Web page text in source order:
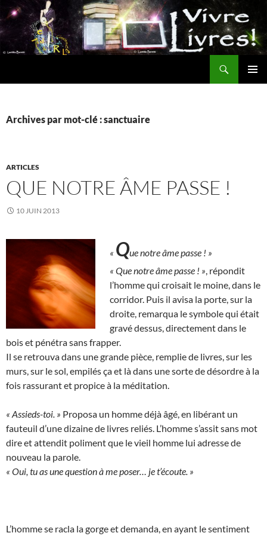
Aller
au
contenu
Archives par mot-clé : sanctuaire
ARTICLES
QUE NOTRE ÂME PASSE !
10 JUIN 2013
« Que notre âme passe ! »
« Que notre âme passe ! » , répondit
l’homme qui croisait le moine, dans le
corridor. Puis il avisa la porte, sur la
droite, remarqua le symbole qui était
gravé dessus, directement dans le
bois et pénétra sans frapper.
Il se retrouva dans une grande pièce, remplie de livres, sur les
murs, sur le sol, empilés ça et là dans une sorte de désordre à la
fois rassurant et propice à la méditation.
« Assieds-toi. » Proposa un homme déjà âgé, en libérant un
fauteuil d’une dizaine de livres reliés. L’homme s’assit sans mot
dire et attendit poliment que le vieil homme lui adresse de
nouveau la parole.
« Oui, tu as une question à me poser… je t’écoute. »
L’homme se racla la gorge et demanda, en ayant le sentiment